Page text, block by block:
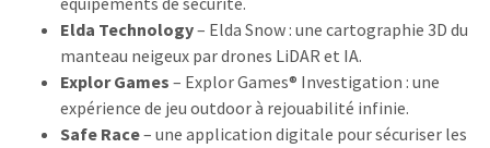
Elda Technology– Elda Snow : une cartographie 3D du
manteau neigeux par drones LiDAR et IA.
Explor Games – Explor Games® Investigation : une
expérience de jeu outdoor à rejouabilité infinie.
Safe Race– une application digitale pour sécuriser les